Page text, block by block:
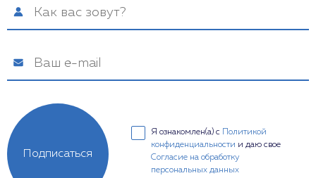
Я ознакомлен(а) с
Политикой
конфиденциальности и даю свое
Согласие на обработку
персональных данных
Подписаться